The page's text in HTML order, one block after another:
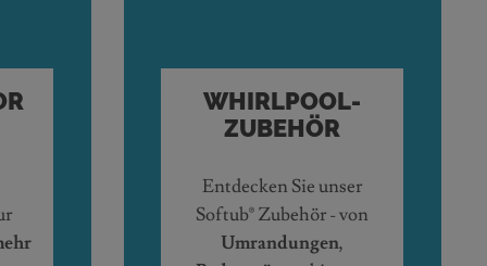
WHIRLPOOL-
ZUBEHÖR
Entdecken Sie unser
Softub® Zubehör - von
Umrandungen,